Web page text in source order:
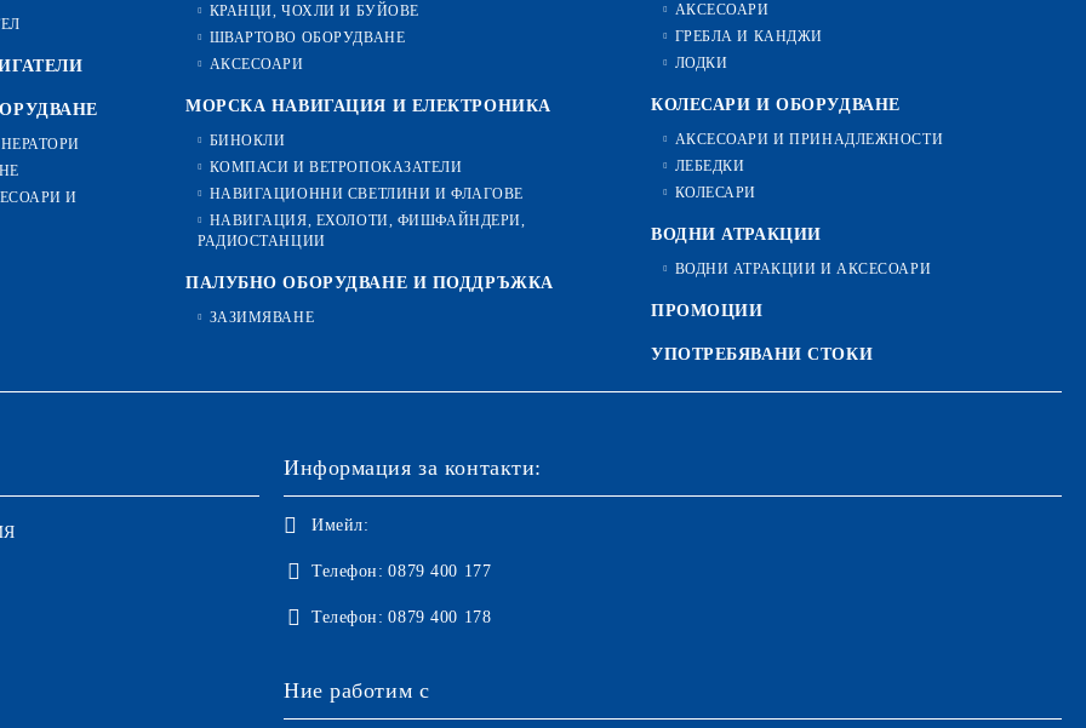
И
КРАНЦИ, ЧОХЛИ И БУЙОВЕ
ШВАРТОВО ОБОРУДВАНЕ
АКСЕСОАРИ
МОРСКА НАВИГАЦИЯ И ЕЛЕКТРОНИКА
БИНОКЛИ
КОМПАСИ И ВЕТРОПОКАЗАТЕЛИ
НАВИГАЦИОННИ СВЕТЛИНИ И ФЛАГОВЕ
НАВИГАЦИЯ, ЕХОЛОТИ, ФИШФАЙНДЕРИ,
РАДИОСТАНЦИИ
ПАЛУБНО ОБОРУДВАНЕ И ПОДДРЪЖКА
ЗАЗИМЯВАНЕ
АКСЕСОАРИ
ГРЕБЛА И КАНДЖИ
ЛОДКИ
КОЛЕСАРИ И ОБОРУДВАНЕ
АКСЕСОАРИ И ПРИНАДЛЕЖНОСТИ
ЛЕБЕДКИ
КОЛЕСАРИ
ВОДНИ АТРАКЦИИ
ВОДНИ АТРАКЦИИ И АКСЕСОАРИ
ПРОМОЦИИ
УПОТРЕБЯВАНИ СТОКИ
Информация за контакти:
Имейл:
Телефон: 0879 400 177
Телефон: 0879 400 178
Ние работим с